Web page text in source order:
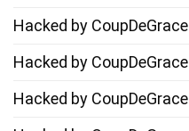
Hacked by CoupDeGrace
Hacked by CoupDeGrace
Hacked by CoupDeGrace